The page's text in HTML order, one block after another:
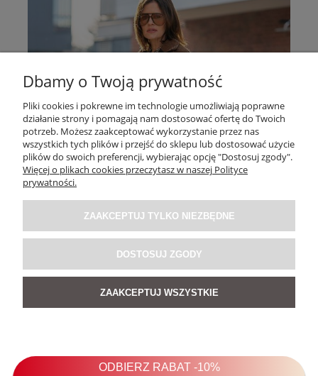
Dbamy o Twoją prywatność
Pliki cookies i pokrewne im technologie umożliwiają poprawne
działanie strony i pomagają nam dostosować ofertę do Twoich
potrzeb. Możesz zaakceptować wykorzystanie przez nas
wszystkich tych plików i przejść do sklepu lub dostosować użycie
plików do swoich preferencji, wybierając opcję "Dostosuj zgody".
Więcej o plikach cookies przeczytasz w naszej Polityce
prywatności.
ZAAKCEPTUJ TYLKO NIEZBĘDNE
DOSTOSUJ ZGODY
ZAAKCEPTUJ WSZYSTKIE